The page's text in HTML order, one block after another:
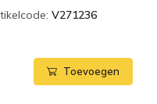
V271236
Toevoegen